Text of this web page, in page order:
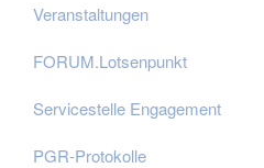
Veranstaltungen
FORUM.Lotsenpunkt
Servicestelle Engagement
PGR-Protokolle